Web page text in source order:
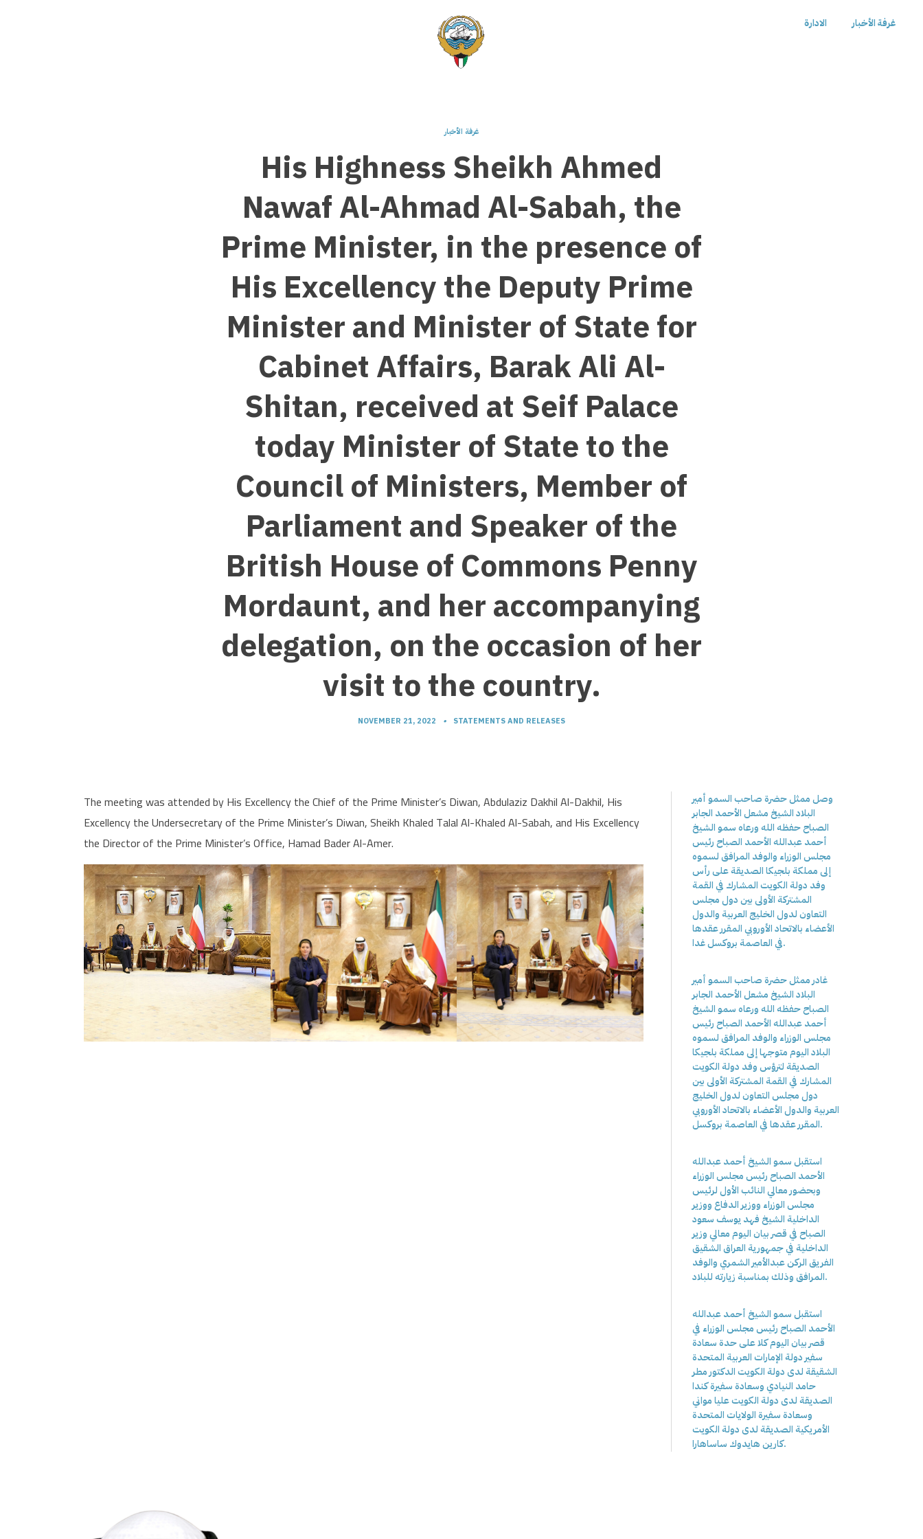
الادارة غرفة الأخبار
غرفة الأخبار
His Highness Sheikh Ahmed
Nawaf Al-Ahmad Al-Sabah, the
Prime Minister, in the presence of
His Excellency the Deputy Prime
Minister and Minister of State for
Cabinet Affairs, Barak Ali Al-
Shitan, received at Seif Palace
today Minister of State to the
Council of Ministers, Member of
Parliament and Speaker of the
British House of Commons Penny
Mordaunt, and her accompanying
delegation, on the occasion of her
visit to the country.
NOVEMBER 21, 2022 • STATEMENTS AND RELEASES
The meeting was attended by His Excellency the Chief of the Prime Minister’s Diwan, Abdulaziz Dakhil Al-Dakhil, His
Excellency the Undersecretary of the Prime Minister’s Diwan, Sheikh Khaled Talal Al-Khaled Al-Sabah, and His Excellency
the Director of the Prime Minister’s Office, Hamad Bader Al-Amer.
وصل ممثل حضرة صاحب السمو أمير
البلاد الشيخ مشعل الأحمد الجابر
الصباح حفظه الله ورعاه سمو الشيخ
أحمد عبدالله الأحمد الصباح رئيس
مجلس الوزراء والوفد المرافق لسموه
إلى مملكة بلجيكا الصديقة على رأس
وفد دولة الكويت المشارك في القمة
المشتركة الأولى بين دول مجلس
التعاون لدول الخليج العربية والدول
الأعضاء بالاتحاد الأوروبي المقرر عقدها
في العاصمة بروكسل غدا.
غادر ممثل حضرة صاحب السمو أمير
البلاد الشيخ مشعل الأحمد الجابر
الصباح حفظه الله ورعاه سمو الشيخ
أحمد عبدالله الأحمد الصباح رئيس
مجلس الوزراء والوفد المرافق لسموه
البلاد اليوم متوجها إلى مملكة بلجيكا
الصديقة لترؤس وفد دولة الكويت
المشارك في القمة المشتركة الأولى بين
دول مجلس التعاون لدول الخليج
العربية والدول الأعضاء بالاتحاد الأوروبي
المقرر عقدها في العاصمة بروكسل.
استقبل سمو الشيخ أحمد عبدالله
الأحمد الصباح رئيس مجلس الوزراء
وبحضور معالي النائب الأول لرئيس
مجلس الوزراء ووزير الدفاع ووزير
الداخلية الشيخ فهد يوسف سعود
الصباح في قصر بيان اليوم معالي وزير
الداخلية في جمهورية العراق الشقيق
الفريق الركن عبدالأمير الشمري والوفد
المرافق وذلك بمناسبة زيارته للبلاد.
استقبل سمو الشيخ أحمد عبدالله
الأحمد الصباح رئيس مجلس الوزراء في
قصر بيان اليوم كلا على حدة سعادة
سفير دولة الإمارات العربية المتحدة
الشقيقة لدى دولة الكويت الدكتور مطر
حامد النيادي وسعادة سفيرة كندا
الصديقة لدى دولة الكويت عليا مواني
وسعادة سفيرة الولايات المتحدة
الأمريكية الصديقة لدى دولة الكويت
كارين هايدوك ساساهارا.